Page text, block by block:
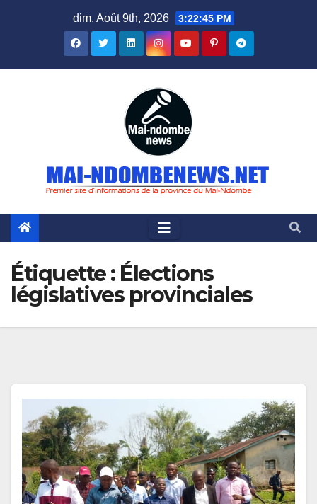
dim. Août 9th, 2026 3:22:46 PM
Étiquette : Élections
législatives provinciales